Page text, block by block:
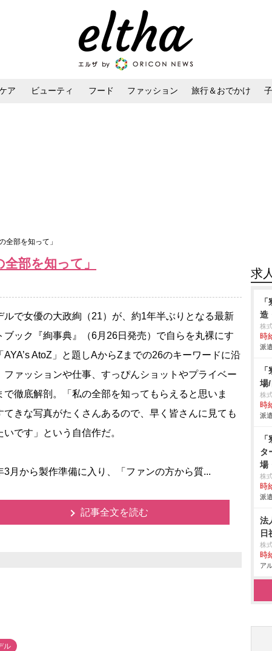
ア ビューティ フード ファッション 旅行＆おでかけ
全部を知って」
部を知って」
で女優の大政絢（21）が、約1年半ぶりとなる最新
ブック『絢事典』（6月26日発売）で自らを丸裸にす
AYA’s AtoZ」と題しAからZまでの26のキーワードに沿
ファッションや仕事、すっぴんショットやプライベー
で徹底解剖。「私の全部を知ってもらえると思いま
てきな写真がたくさんあるので、早く皆さんに見ても
いです」という自信作だ。
から製作準備に入り、「ファンの方から質...
記事全文を読む
ル
求
造
株
時
派
場
株
時
派
タ
場
株
時
派
法
日
株
時
ア